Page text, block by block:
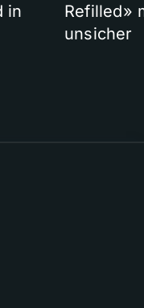
in
Refilled»
unsicher